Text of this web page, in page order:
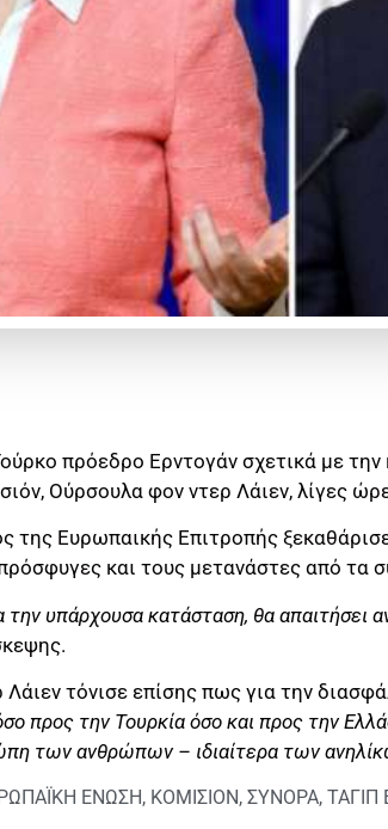
πρόεδρο Ερντογάν σχετικά με
Ούρσουλα φον ντερ Λάιεν, λίγες
της Ευρωπαικής Επιτροπής
και τους μετανάστες από τα
την υπάρχουσα κατάσταση, θα απαιτήσει
τόνισε επίσης πως για την
προς την Τουρκία όσο και προς την
των ανθρώπων – ιδιαίτερα των
ΕΝΩΣΗ, ΚΟΜΙΣΙΟΝ, ΣΥΝΟΡΑ, ΤΑΓΙΠ